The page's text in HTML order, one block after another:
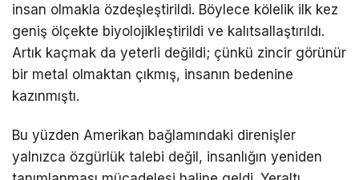
insan olmakla özdeşleştirildi. Böylece kölelik ilk kez
geniş ölçekte biyolojikleştirildi ve kalıtsallaştırıldı.
Artık kaçmak da yeterli değildi; çünkü zincir görünür
bir metal olmaktan çıkmış, insanın bedenine
kazınmıştı.
Bu yüzden Amerikan bağlamındaki direnişler
yalnızca özgürlük talebi değil, insanlığın yeniden